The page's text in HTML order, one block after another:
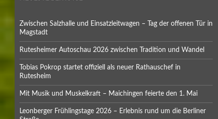
Zwischen Salzhalle und Einsatzleitwagen – Tag der offenen Tür in
Magstadt
Rutesheimer Autoschau 2026 zwischen Tradition und Wandel
Tobias Pokrop startet offiziell als neuer Rathauschef in
Rutesheim
Mit Musik und Muskelkraft – Maichingen feierte den 1. Mai
Leonberger Frühlingstage 2026 – Erlebnis rund um die Berliner